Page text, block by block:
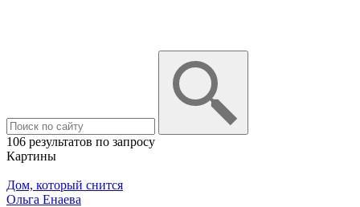
106 результатов по запросу
Картины
Дом, который снится
Ольга Енаева